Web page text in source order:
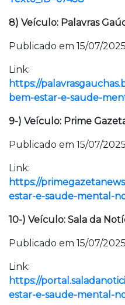
8) Veículo: Palavras
Publicado em 15/07/2025
Link:
https://
bem-estar-e-saude-
9-) Veículo: Prime
Publicado em 15/07/2025
Link:
https://
estar-e-saude-mental-
10-) Veículo: Sala da
Publicado em 15/07/2025
Link:
https://
estar-e-saude-mental-